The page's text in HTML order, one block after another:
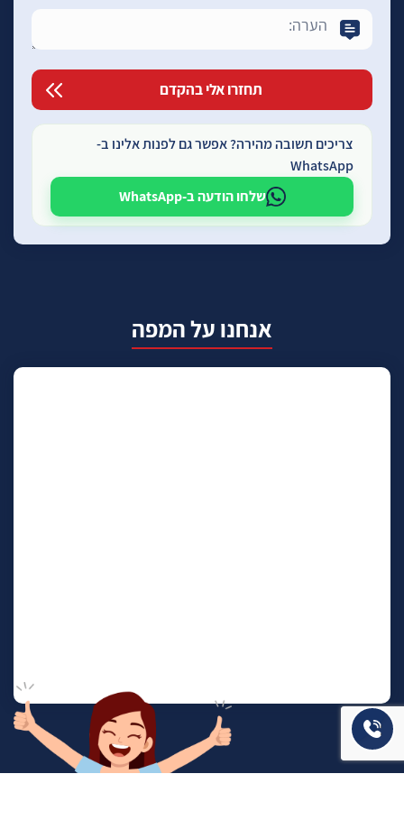
צריכים תשובה מהירה? אפשר גם לפנות אלינו ב-
WhatsApp
שלחו הודעה ב-WhatsApp
אנחנו על המפה